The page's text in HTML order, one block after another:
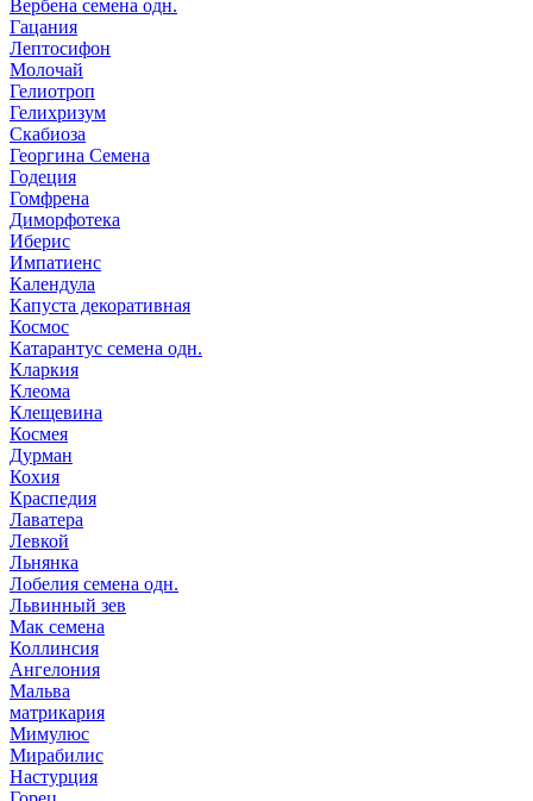
Вербена семена одн.
Гацания
Лептосифон
Молочай
Гелиотроп
Гелихризум
Скабиоза
Георгина Семена
Годеция
Гомфрена
Диморфотека
Иберис
Импатиенс
Календула
Капуста декоративная
Космос
Катарантус семена одн.
Кларкия
Клеома
Клещевина
Космея
Дурман
Кохия
Краспедия
Лаватера
Левкой
Льнянка
Лобелия семена одн.
Львинный зев
Мак семена
Коллинсия
Ангелония
Мальва
матрикария
Мимулюс
Мирабилис
Настурция